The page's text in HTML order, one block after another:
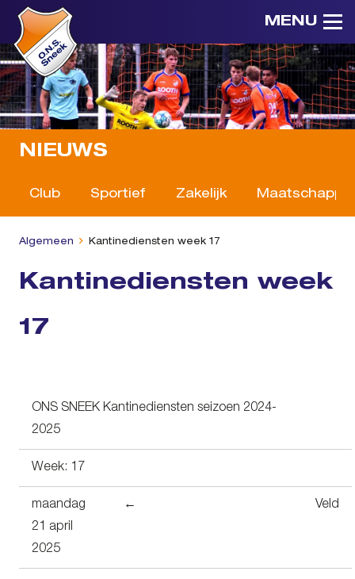
MENU
NIEUWS
Club Sportief Zakelijk
Algemeen Kantinediensten week 17
Kantinediensten week
17
ONS SNEEK Kantinediensten seizoen 2024-
2025
Week: 17
maandag
21 april
2025
← Veld